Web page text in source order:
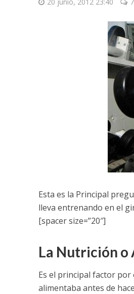
Esta es la Principal
lleva entrenando en el
[spacer size=”20″]
La Nutrición
Es el principal factor por
alimentaba antes de